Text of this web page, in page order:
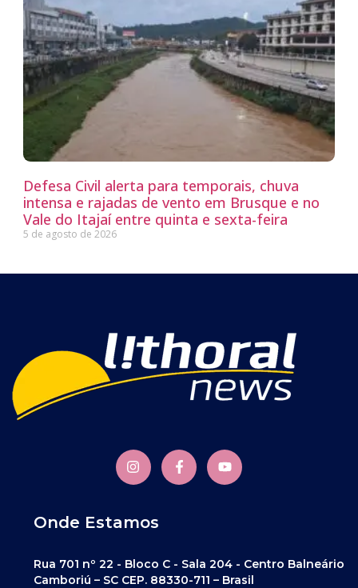
Defesa Civil alerta para temporais, chuva
intensa e rajadas de vento em Brusque e no
Vale do Itajaí entre quinta e sexta-feira
5 de agosto de 2026
Onde Estamos
Rua 701 nº 22 - Bloco C - Sala 204 - Centro Balneário
Camboriú – SC CEP. 88330-711 – Brasil